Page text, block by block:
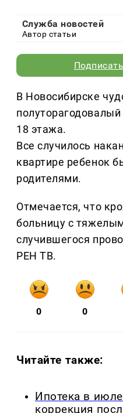
Служба новостей
Автор статьи
В Новосибирске
18 этажа.
Все случилось
квартире ребенок
родителями.
Отмечается, что
больницу с
случившегося
РЕН ТВ.
0 0
Читайте также:
Ипотека в
коррекция